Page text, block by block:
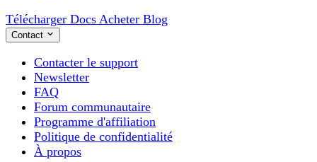
Télécharger Docs Acheter Blog
Contact
Contacter le support
Newsletter
FAQ
Forum communautaire
Programme d'affiliation
Politique de confidentialité
À propos